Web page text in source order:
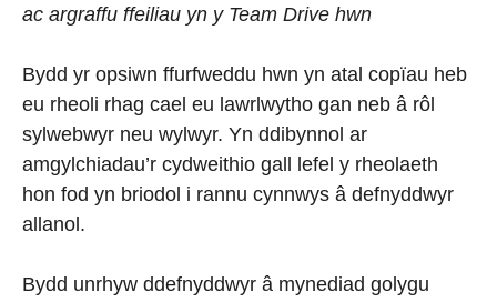
ac argraffu ffeiliau yn y Team Drive hwn
Bydd yr opsiwn ffurfweddu hwn yn atal copïau heb
eu rheoli rhag cael eu lawrlwytho gan neb â rôl
sylwebwyr neu wylwyr. Yn ddibynnol ar
amgylchiadau’r cydweithio gall lefel y rheolaeth
hon fod yn briodol i rannu cynnwys â defnyddwyr
allanol.
Bydd unrhyw ddefnyddwyr â mynediad golygu